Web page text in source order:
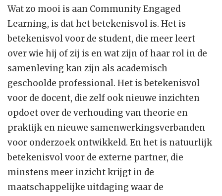
Wat zo mooi is aan Community Engaged
Learning, is dat het betekenisvol is. Het is
betekenisvol voor de student, die meer leert
over wie hij of zij is en wat zijn of haar rol in de
samenleving kan zijn als academisch
geschoolde professional. Het is betekenisvol
voor de docent, die zelf ook nieuwe inzichten
opdoet over de verhouding van theorie en
praktijk en nieuwe samenwerkingsverbanden
voor onderzoek ontwikkeld. En het is natuurlijk
betekenisvol voor de externe partner, die
minstens meer inzicht krijgt in de
maatschappelijke uitdaging waar de